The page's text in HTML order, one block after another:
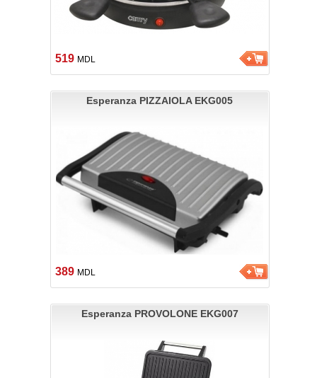
519 MDL
Esperanza PIZZAIOLA EKG005
389 MDL
Esperanza PROVOLONE EKG007